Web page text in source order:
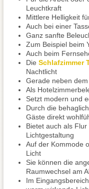
Leuchtkraft
Mittlere Helligkeit
Auch bei einer
Ganz sanfte
Zum Beispiel beim
Auch beim
Die Schlafzimmer
Nachtlicht
Gerade neben
Als
Setzt modern und
Durch die
Gäste direkt
Bietet auch als
Lichtgestaltung
Auf der Kommode
Licht
Sie können die
Raumwechsel am
Im